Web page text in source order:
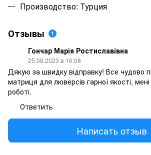
Производство: Турция
Отзывы 1
Гончар Марія Ростиславівна
25.08.2023 в 16:08
Дякую за швидку відправку! Все чудово
матриця для люверсів гарної якості,
роботі.
Ответить
Написать отзыв